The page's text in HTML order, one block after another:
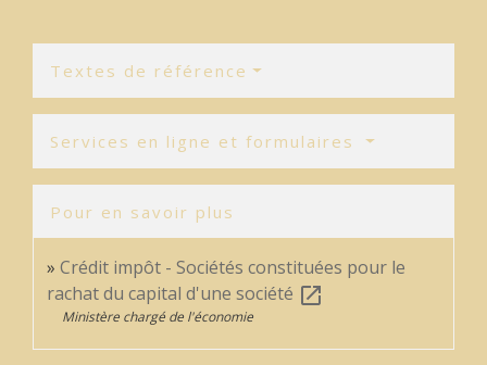
Textes de référence
Services en ligne et formulaires
Pour en savoir plus
Crédit impôt - Sociétés constituées pour le
rachat du capital d'une société open_in_new
Ministère chargé de l'économie